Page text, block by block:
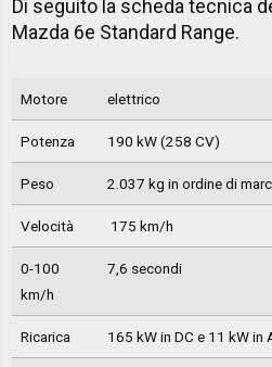
Di seguito la scheda tecnica
Mazda 6e Standard Range.
Motore elettrico
Potenza 190 kW (258 CV)
Peso 2.037 kg in ordine di
Velocità 175 km/h
0-100
km/h
7,6 secondi
Ricarica 165 kW in DC e 11 kW in